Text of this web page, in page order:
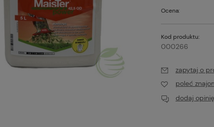
Ocena:
Kod produktu:
000266
zapytaj o
poleć
dodaj opinię